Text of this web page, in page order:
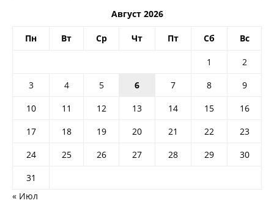
Август 2026
Пн Вт Ср Чт Пт Сб Вс
1
2
3
4 5 6 7 8
9
10
11 12 13 14 15
16
17
18 19 20 21 22
23
24
25 26 27 28 29
30
31
« Июл